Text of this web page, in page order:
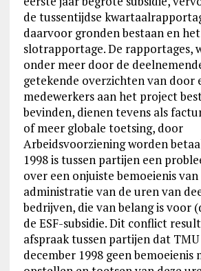
de tussentijdse
daarvoor gronden bestaan en
slotrapportage. De rapportages,
onder meer door de
getekende overzichten van door
medewerkers aan het project
bevinden, dienen tevens als
of meer globale toetsing, door
Arbeidsvoorziening worden
1998 is tussen partijen een
over een onjuiste bemoeienis
administratie van de uren van
bedrijven, die van belang is voor
de ESF-subsidie. Dit conflict
afspraak tussen partijen dat
december 1998 geen bemoeienis